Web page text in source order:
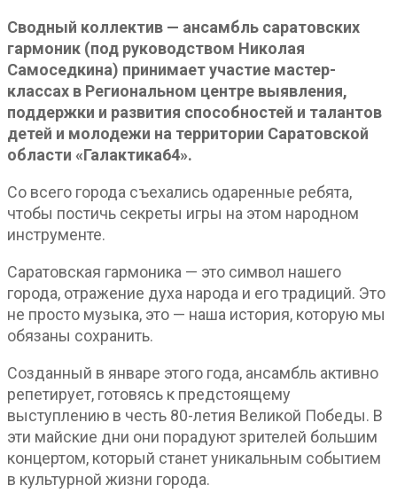
Сводный коллектив — ансамбль саратовских
гармоник (под руководством Николая
Самоседкина) принимает участие мастер-
классах в Региональном центре выявления,
поддержки и развития способностей и талантов
детей и молодежи на территории Саратовской
области «Галактика64».
Со всего города съехались одаренные ребята,
чтобы постичь секреты игры на этом народном
инструменте.
Саратовская гармоника — это символ нашего
города, отражение духа народа и его традиций. Это
не просто музыка, это — наша история, которую мы
обязаны сохранить.
Созданный в январе этого года, ансамбль активно
репетирует, готовясь к предстоящему
выступлению в честь 80-летия Великой Победы. В
эти майские дни они порадуют зрителей большим
концертом, который станет уникальным событием
в культурной жизни города.